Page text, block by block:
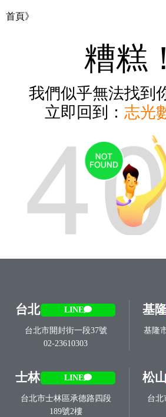
首頁》
糟糕！
我們似乎無法找到
立即回到： 志光
台北 LINE
台北市開封街一段37號
02-23610303
基
基隆
士林 LINE
台北市士林區承德路四段
189號2樓
松山
台北